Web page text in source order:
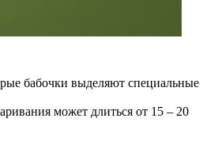
бабочки выделяют специальные
может длиться от 15 – 20